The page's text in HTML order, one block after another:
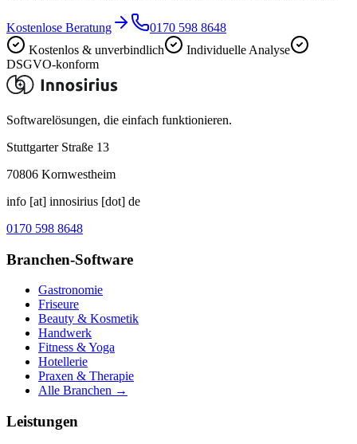
Kostenlose Beratung
0170 598 8648
Kostenlos & unverbindlich
Individuelle Analyse
DSGVO-konform
Softwarelösungen, die einfach funktionieren.
Stuttgarter Straße 13
70806 Kornwestheim
info [at] innosirius [dot] de
0170 598 8648
Branchen-Software
Gastronomie
Friseure
Beauty & Kosmetik
Handwerk
Fitness & Yoga
Hotellerie
Praxen & Therapie
Alle Branchen →
Leistungen